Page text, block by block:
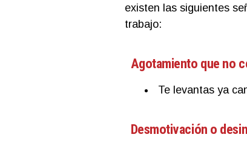
existen las siguientes
trabajo:
Agotamiento que no
Te levantas ya
Desmotivación o